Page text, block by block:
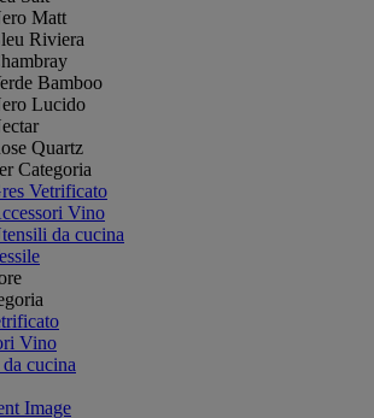
Matt
Riviera
Bamboo
Lucido
Quartz
Categoria
Vetrificato
Vino
da cucina
Vino
cucina